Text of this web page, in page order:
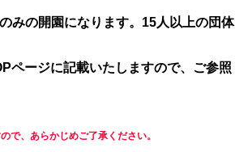
みの開園になります。15人以上の団体
ページに記載いたしますので、ご参照
で、あらかじめご了承ください。